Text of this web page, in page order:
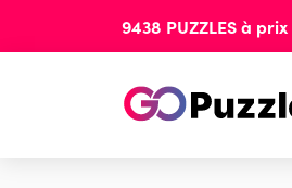
9438 PUZZLESà prix